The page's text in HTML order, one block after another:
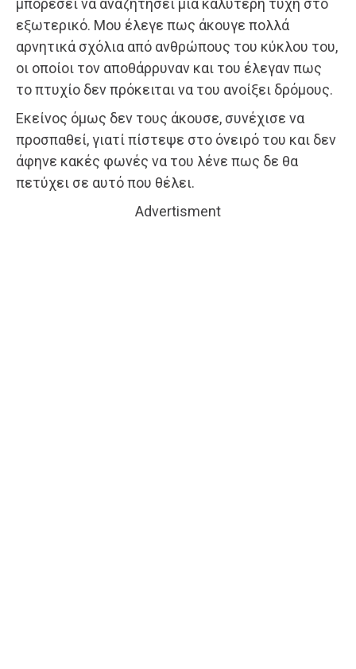
μπορέσει να αναζητήσει μία καλύτερη τύχη στο
εξωτερικό. Μου έλεγε πως άκουγε πολλά
αρνητικά σχόλια από ανθρώπους του κύκλου του,
οι οποίοι τον αποθάρρυναν και του έλεγαν πως
το πτυχίο δεν πρόκειται να του ανοίξει δρόμους.
Εκείνος όμως δεν τους άκουσε, συνέχισε να
προσπαθεί, γιατί πίστεψε στο όνειρό του και δεν
άφηνε κακές φωνές να του λένε πως δε θα
πετύχει σε αυτό που θέλει.
Advertisment